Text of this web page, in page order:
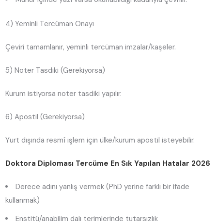
4) Yeminli Tercüman Onayı
Çeviri tamamlanır, yeminli tercüman imzalar/kaşeler.
5) Noter Tasdiki (Gerekiyorsa)
Kurum istiyorsa noter tasdiki yapılır.
6) Apostil (Gerekiyorsa)
Yurt dışında resmî işlem için ülke/kurum apostil isteyebilir.
Doktora Diploması Tercüme En Sık Yapılan Hatalar 2026
Derece adını yanlış vermek (PhD yerine farklı bir ifade
kullanmak)
Enstitü/anabilim dalı terimlerinde tutarsızlık